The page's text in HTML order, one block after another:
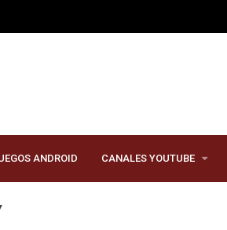
ANDROID CANALES YOUTUBE